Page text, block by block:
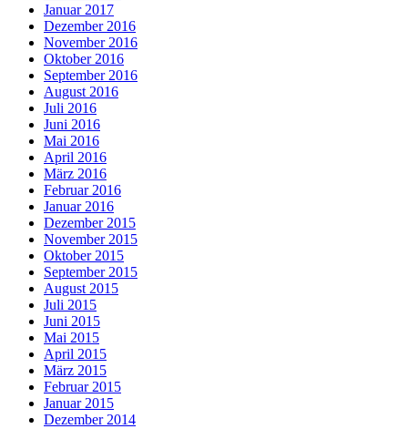
Januar 2017
Dezember 2016
November 2016
Oktober 2016
September 2016
August 2016
Juli 2016
Juni 2016
Mai 2016
April 2016
März 2016
Februar 2016
Januar 2016
Dezember 2015
November 2015
Oktober 2015
September 2015
August 2015
Juli 2015
Juni 2015
Mai 2015
April 2015
März 2015
Februar 2015
Januar 2015
Dezember 2014